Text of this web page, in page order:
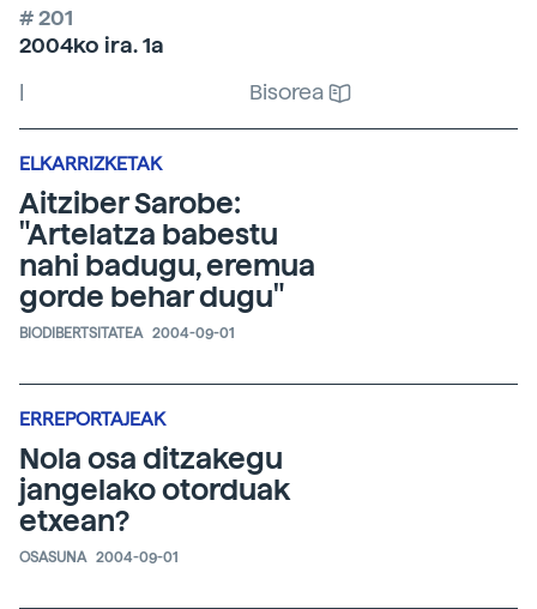
# 201
2004ko ira. 1a
|
Bisorea
ELKARRIZKETAK
Aitziber Sarobe:
"Artelatza babestu
nahi badugu, eremua
gorde behar dugu"
BIODIBERTSITATEA 2004-09-01
ERREPORTAJEAK
Nola osa ditzakegu
jangelako otorduak
etxean?
OSASUNA 2004-09-01